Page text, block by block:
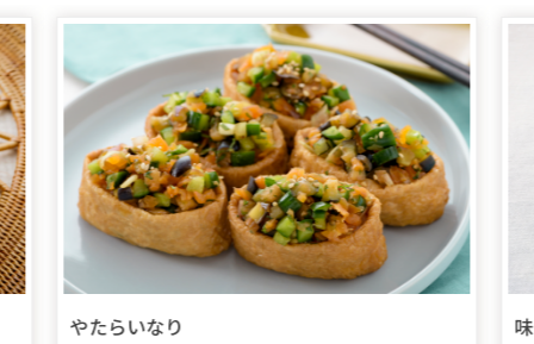
やたらいなり